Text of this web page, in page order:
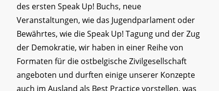
des ersten Speak Up! Buchs, neue
Veranstaltungen, wie das Jugendparlament oder
Bewährtes, wie die Speak Up! Tagung und der Zug
der Demokratie, wir haben in einer Reihe von
Formaten für die ostbelgische Zivilgesellschaft
angeboten und durften einige unserer Konzepte
auch im Ausland als Best Practice vorstellen, was